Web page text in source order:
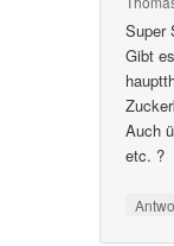
Super
Gibt
Auch
etc. ?